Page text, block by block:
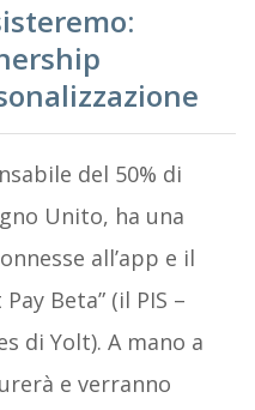
del 50% di
Unito, ha una
all’app e il
Beta” (il PIS –
di Yolt). A mano a
e verranno